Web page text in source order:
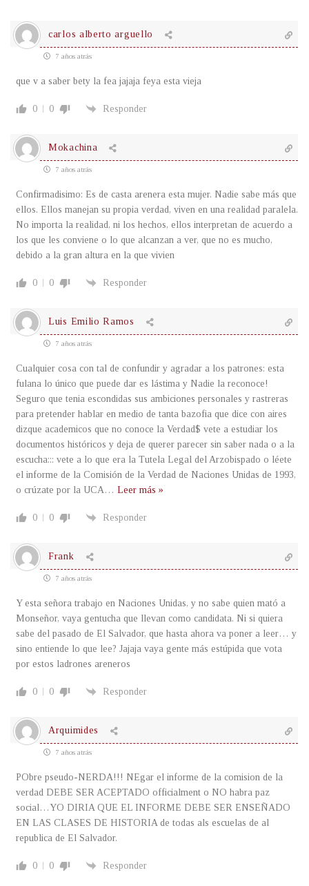
carlos alberto arguello
7 años atrás
que v a saber bety la fea jajaja feya esta vieja
0 0 Responder
Mokachina
7 años atrás
Confirmadisimo: Es de casta arenera esta mujer. Nadie sabe más que
ellos. Ellos manejan su propia verdad, viven en una realidad paralela.
No importa la realidad, ni los hechos, ellos interpretan de acuerdo a
los que les conviene o lo que alcanzan a ver, que no es mucho,
debido a la gran altura en la que vivien
0 0 Responder
Luis Emilio Ramos
7 años atrás
Cualquier cosa con tal de confundir y agradar a los patrones: esta
fulana lo único que puede dar es lástima y Nadie la reconoce!
Seguro que tenia escondidas sus ambiciones personales y rastreras
para pretender hablar en medio de tanta bazofia que dice con aires
dizque academicos que no conoce la Verdad$ vete a estudiar los
documentos históricos y deja de querer parecer sin saber nada o a la
escucha::: vete a lo que era la Tutela Legal del Arzobispado o léete
el informe de la Comisión de la Verdad de Naciones Unidas de 1993,
o crúzate por la UCA … Leer más »
0 0 Responder
Frank
7 años atrás
Y esta señora trabajo en Naciones Unidas, y no sabe quien mató a
Monseñor, vaya gentucha que llevan como candidata. Ni si quiera
sabe del pasado de El Salvador, que hasta ahora va poner a leer… y
sino entiende lo que lee? Jajaja vaya gente más estúpida que vota
por estos ladrones areneros
0 0 Responder
Arquimides
7 años atrás
PObre pseudo-NERDA!!! NEgar el informe de la comision de la
verdad DEBE SER ACEPTADO officialment o NO habra paz
social…YO DIRIA QUE EL INFORME DEBE SER ENSEÑADO
EN LAS CLASES DE HISTORIA de todas als escuelas de al
republica de El Salvador.
0 0 Responder